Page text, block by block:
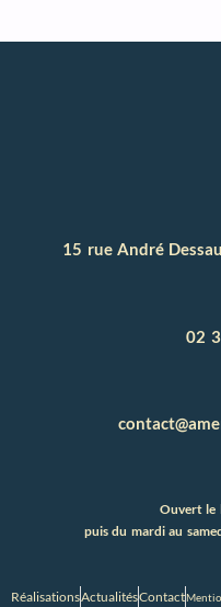
15 rue André
02
Ouvert le
puis du mardi au
RéalisationsActualitésContact